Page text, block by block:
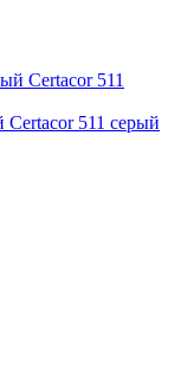
511 серый